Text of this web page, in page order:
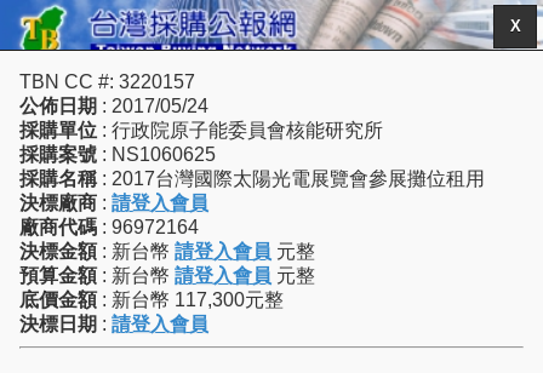
X
TBN CC #: 3220157
公佈日期 : 2017/05/24
採購單位 : 行政院原子能委員會核能研究所
採購案號 : NS1060625
採購名稱 : 2017台灣國際太陽光電展覽會參展攤位租用
決標廠商 : 請登入會員
廠商代碼 : 96972164
決標金額 : 新台幣 請登入會員 元整
預算金額 : 新台幣 請登入會員 元整
底價金額 : 新台幣 117,300元整
決標日期 : 請登入會員